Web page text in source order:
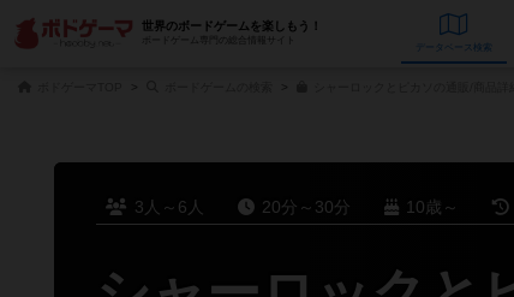
世界のボードゲームを楽しもう！
ボードゲーム専門の総合情報サイト
データベー
3人～6人 20分～30分 10歳～